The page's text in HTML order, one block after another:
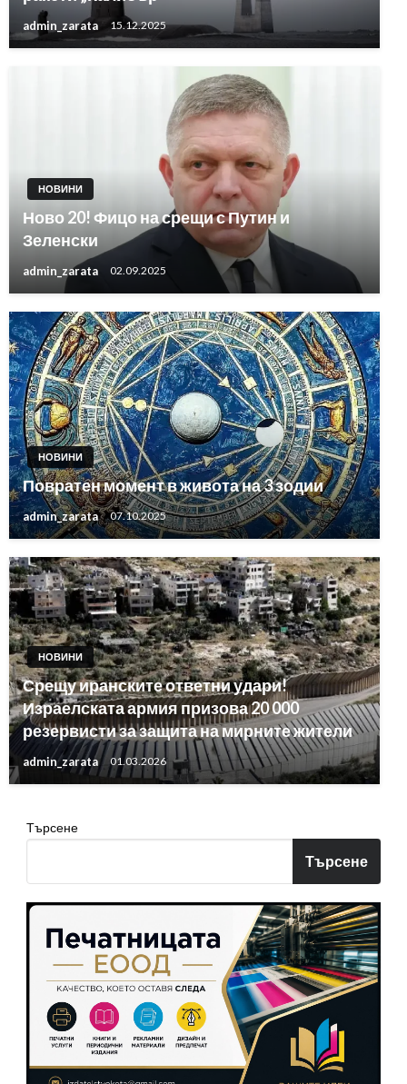
admin_zarata 15.12.2025
НОВИНИ
Ново 20! Фицо на срещи с Путин и
Зеленски
admin_zarata 02.09.2025
НОВИНИ
Повратен момент в живота на 3 зодии
admin_zarata 07.10.2025
НОВИНИ
Срещу иранските ответни удари!
Израелската армия призова 20 000
резервисти за защита на мирните жители
admin_zarata 01.03.2026
Търсене
Търсене